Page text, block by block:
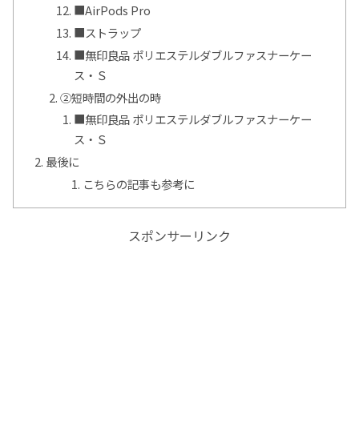
■AirPods Pro
■ストラップ
■無印良品 ポリエステルダブルファスナーケー
ス・Ｓ
②短時間の外出の時
■無印良品 ポリエステルダブルファスナーケー
ス・Ｓ
最後に
こちらの記事も参考に
スポンサーリンク